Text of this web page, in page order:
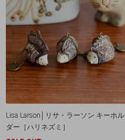
Lisa Larson│リサ・ラーソン キーホル
ダー［ハリネズミ］